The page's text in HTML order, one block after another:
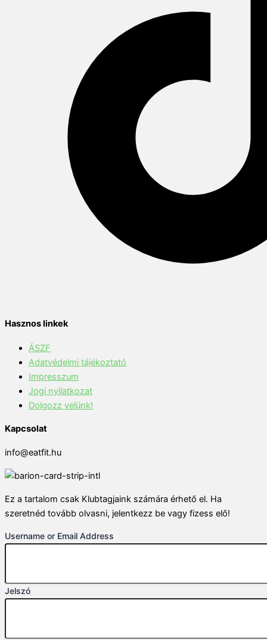
Hasznos linkek
ÁSZF
Adatvédelmi tájékoztató
Impresszum
Jogi nyilatkozat
Dolgozz velünk!
Kapcsolat
info@eatfit.hu
Ez a tartalom csak Klubtagjaink számára érhető el. Ha
szeretnéd tovább olvasni, jelentkezz be vagy fizess elő!
Username or Email Address
Jelszó